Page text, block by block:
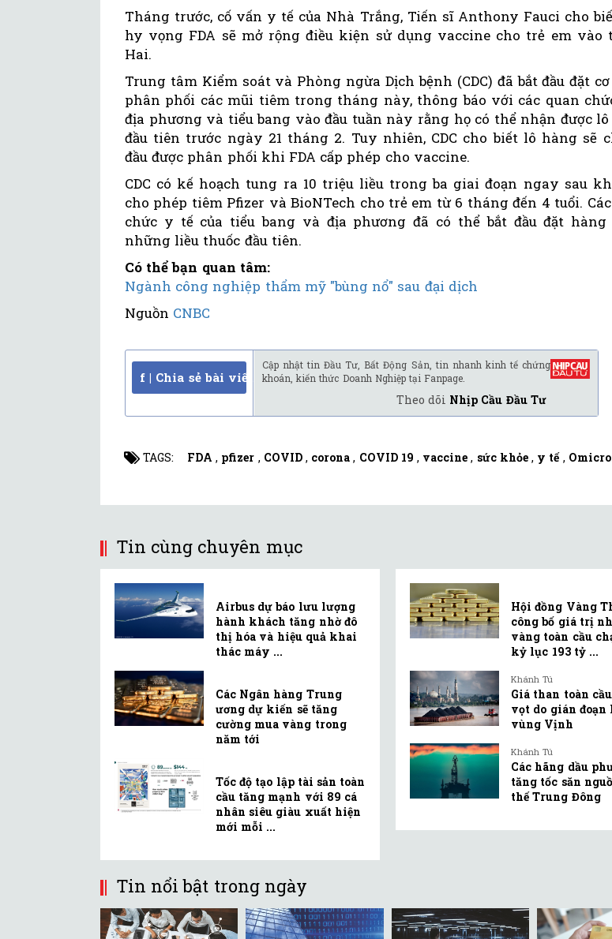
Tháng trước, cố vấn y tế của Nhà Trắng, Tiến sĩ Anthony Fauci cho
hy vọng FDA sẽ mở rộng điều kiện sử dụng vaccine cho trẻ em vào
Hai.
Trung tâm Kiểm soát và Phòng ngừa Dịch bệnh (CDC) đã bắt đầu đặt
phân phối các mũi tiêm trong tháng này, thông báo với các quan
địa phương và tiểu bang vào đầu tuần này rằng họ có thể nhận được
đầu tiên trước ngày 21 tháng 2. Tuy nhiên, CDC cho biết lô hàng sẽ
đầu được phân phối khi FDA cấp phép cho vaccine.
CDC có kế hoạch tung ra 10 triệu liều trong ba giai đoạn ngay sau
cho phép tiêm Pfizer và BioNTech cho trẻ em từ 6 tháng đến 4 tuổi.
chức y tế của tiểu bang và địa phương đã có thể bắt đầu đặt hàng
những liều thuốc đầu tiên.
Có thể bạn quan tâm:
Ngành công nghiệp thẩm mỹ "bùng nổ" sau đại dịch
Nguồn CNBC
f | Chia sẻ bài viết
Cập nhật tin Đầu Tư, Bất Động Sản, tin nhanh kinh tế chứng
khoán, kiến thức Doanh Nghiệp tại Fanpage.
Theo dõi Nhịp Cầu Đầu Tư
TAGS: FDA , pfizer , COVID, corona , COVID 19 , vaccine , sức khỏe, y tế,
Tin cùng chuyên mục
Airbus dự báo lưu lượng
hành khách tăng nhờ đô
thị hóa và hiệu quả khai
thác máy ...
Các Ngân hàng Trung
ương dự kiến sẽ tăng
cường mua vàng trong
năm tới
Tốc độ tạo lập tài sản toàn
cầu tăng mạnh với 89 cá
nhân siêu giàu xuất hiện
mới mỗi ...
Hội đồng Vàng
công bố giá trị
vàng toàn cầu
kỷ lục 193 tỷ ...
Khánh Tú
Giá than toàn
vọt do gián đoạn
vùng Vịnh
Khánh Tú
Các hãng dầu
tăng tốc săn
thế Trung Đông
Tin nổi bật trong ngày